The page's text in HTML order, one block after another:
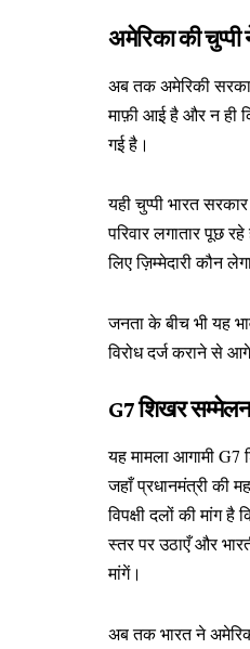
अमेरिका की चुप्पी
अब तक अमेरिकी
माफ़ी आई है और न ही
गई है।
यही चुप्पी भारत
परिवार लगातार पूछ
लिए ज़िम्मेदारी कौन
जनता के बीच भी यह
विरोध दर्ज कराने से
G7 शिखर सम्मेलन
यह मामला आगामी
जहाँ प्रधानमंत्री की
विपक्षी दलों की मांग है
स्तर पर उठाएँ और
मांगें।
अब तक भारत ने